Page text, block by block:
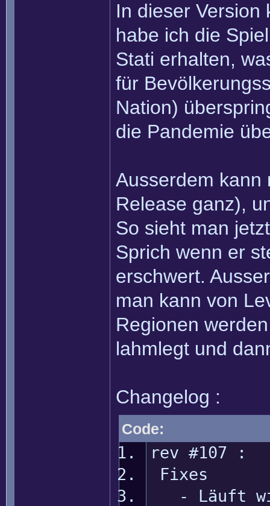
In dieser
habe ich die
Stati erhalten,
für
Nation)
die Pandemie
Ausserdem kann
Release ganz),
So sieht man
Sprich wenn er
erschwert.
man kann von
Regionen
lahmlegt und
Changelog :
Code:
rev #107 :
Fixes
- Läuft